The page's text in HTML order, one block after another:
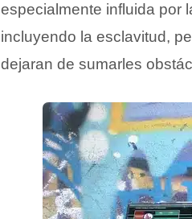
especialmente influida por
incluyendo la esclavitud,
dejaran de sumarles